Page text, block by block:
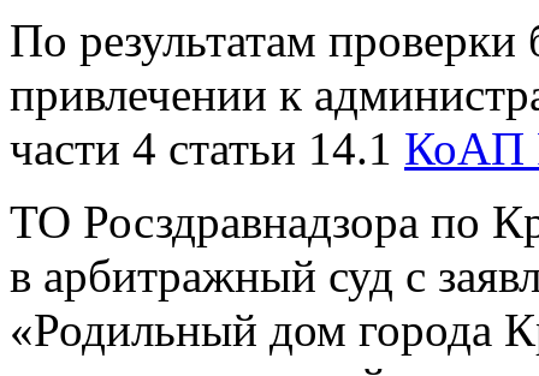
По результатам проверки
привлечении к
части 4 статьи 14.1 КоАП
ТО Росздравнадзора по
в арбитражный суд с
«Родильный дом города